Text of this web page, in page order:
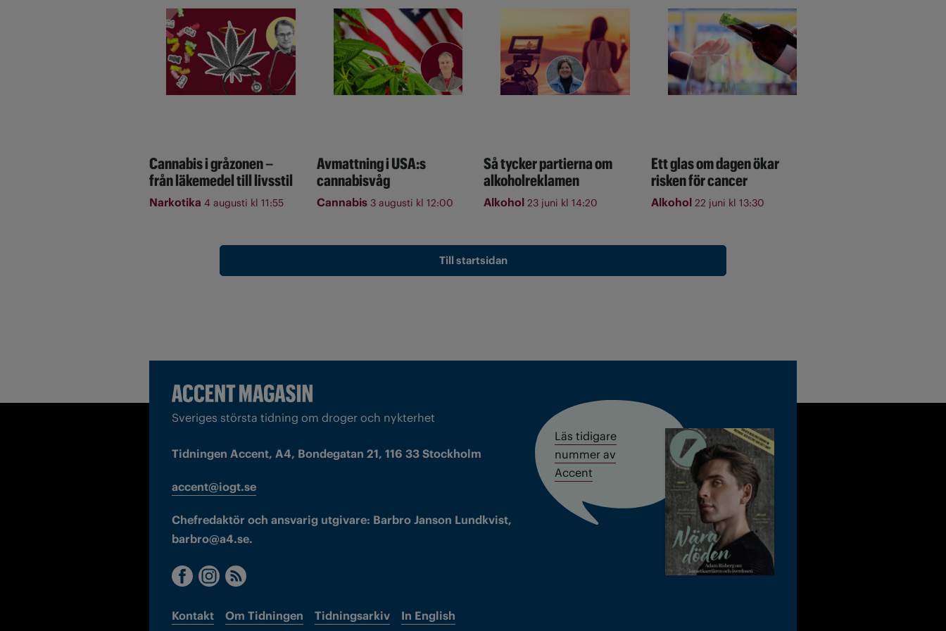
Cannabis i gråzonen –
från läkemedel till livsstil
Narkotika 4 augusti kl 11:55
Avmattning i USA:s
cannabisvåg
Cannabis 3 augusti kl 12:00
Så tycker partierna om
alkoholreklamen
Alkohol 23 juni kl 14:20
Ett glas om dagen ökar
risken för cancer
Alkohol 22 juni kl 13:30
Till startsidan
Sveriges största tidning om droger och nykterhet
Tidningen Accent, A4, Bondegatan 21, 116 33 Stockholm
accent@iogt.se
Chefredaktör och ansvarig utgivare: Barbro Janson Lundkvist,
barbro@a4.se.
Kontakt Om Tidningen Tidningsarkiv In English
Läs tidigare
nummer av
Accent